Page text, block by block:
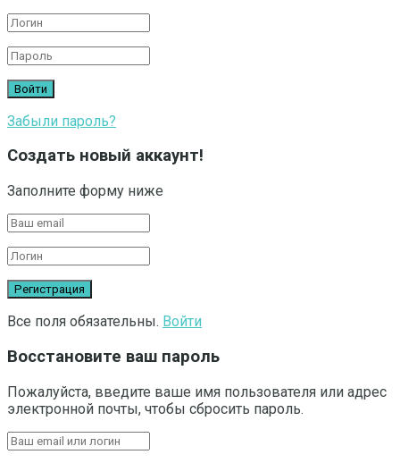
Забыли пароль?
Создать новый аккаунт!
Заполните форму ниже
Все поля обязательны. Войти
Восстановите ваш пароль
Пожалуйста, введите ваше имя пользователя или адрес
электронной почты, чтобы сбросить пароль.